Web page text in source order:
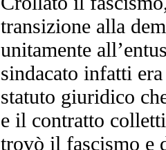
transizione alla
unitamente
sindacato infatti
statuto giuridico
e il contratto
trovò il fascismo e